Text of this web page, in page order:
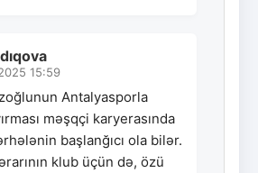
15:59
Antalyasporla
məşqçi karyerasında
başlanğıcı ola bilər.
klub üçün də, özü